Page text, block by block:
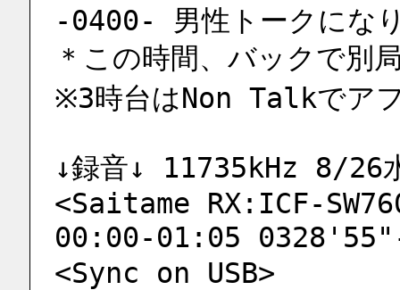
-0400- 男性トークになり
＊この時間、バックで別
※3時台はNon Talkでア
↓録音↓ 11735kHz 8/26
<Saitame RX:ICF-
00:00-01:05
<Sync on USB>